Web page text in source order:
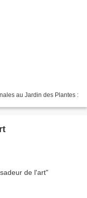
au Jardin des Plantes :